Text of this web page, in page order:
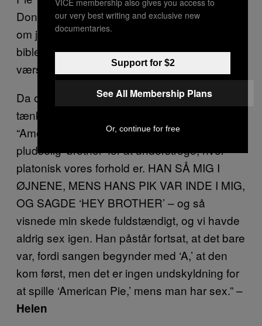
Don spørger, om jeg skrev kærlighedens bog,
om jeg tror på Gud i himlen, når det står i
biblen, og jeg tænker bare, at det her er det
værste øjeblik i mit liv.
Da omkvædet går i gang, ligger jeg og
tænker, wtf, mand, jeg kan ikke knalde til
“American Pie”, og så kalder han mig
pludselig ‘brother’ for at understrege, hvor
platonisk vores forhold er. HAN SÅ MIG I
ØJNENE, MENS HANS PIK VAR INDE I MIG,
OG SAGDE ‘HEY BROTHER’ – og så
visnede min skede fuldstændigt, og vi havde
aldrig sex igen. Han påstår fortsat, at det bare
var, fordi sangen begynder med ‘A,’ at den
kom først, men det er ingen undskyldning for
at spille ‘American Pie,’ mens man har sex.” –
Helen
our very best writing and exclusive new
documentaries.
Support for $2
See All Membership Plans
Or, continue for free